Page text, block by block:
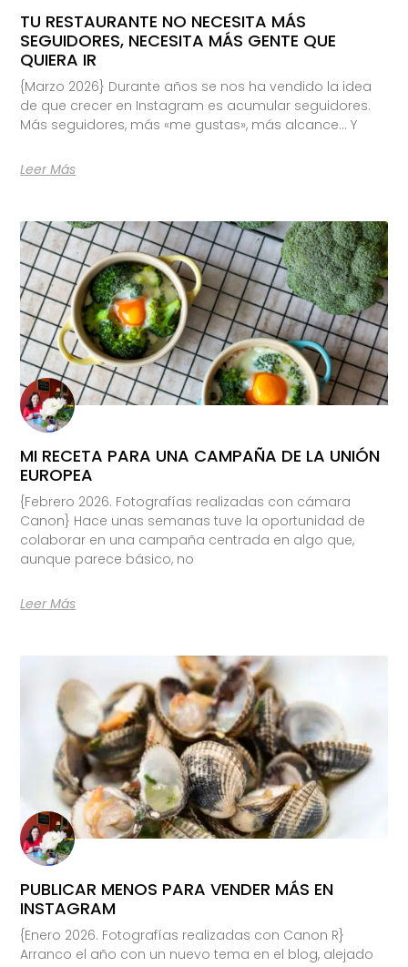
TU RESTAURANTE NO NECESITA MÁS
SEGUIDORES, NECESITA MÁS GENTE QUE
QUIERA IR
{Marzo 2026} Durante años se nos ha vendido la idea
de que crecer en Instagram es acumular seguidores.
Más seguidores, más «me gustas», más alcance… Y
Leer Más
MI RECETA PARA UNA CAMPAÑA DE LA UNIÓN
EUROPEA
{Febrero 2026. Fotografías realizadas con cámara
Canon} Hace unas semanas tuve la oportunidad de
colaborar en una campaña centrada en algo que,
aunque parece básico, no
Leer Más
PUBLICAR MENOS PARA VENDER MÁS EN
INSTAGRAM
{Enero 2026. Fotografías realizadas con Canon R}
Arranco el año con un nuevo tema en el blog, alejado